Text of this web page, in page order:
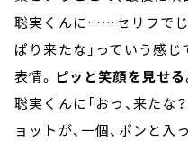
聡実くんに……セリフでじ
ぱり来たな」っていう感じ
表情。 ピッと笑顔を見せる
聡実くんに「おっ、来たな
ョットが、一個、ポンと入